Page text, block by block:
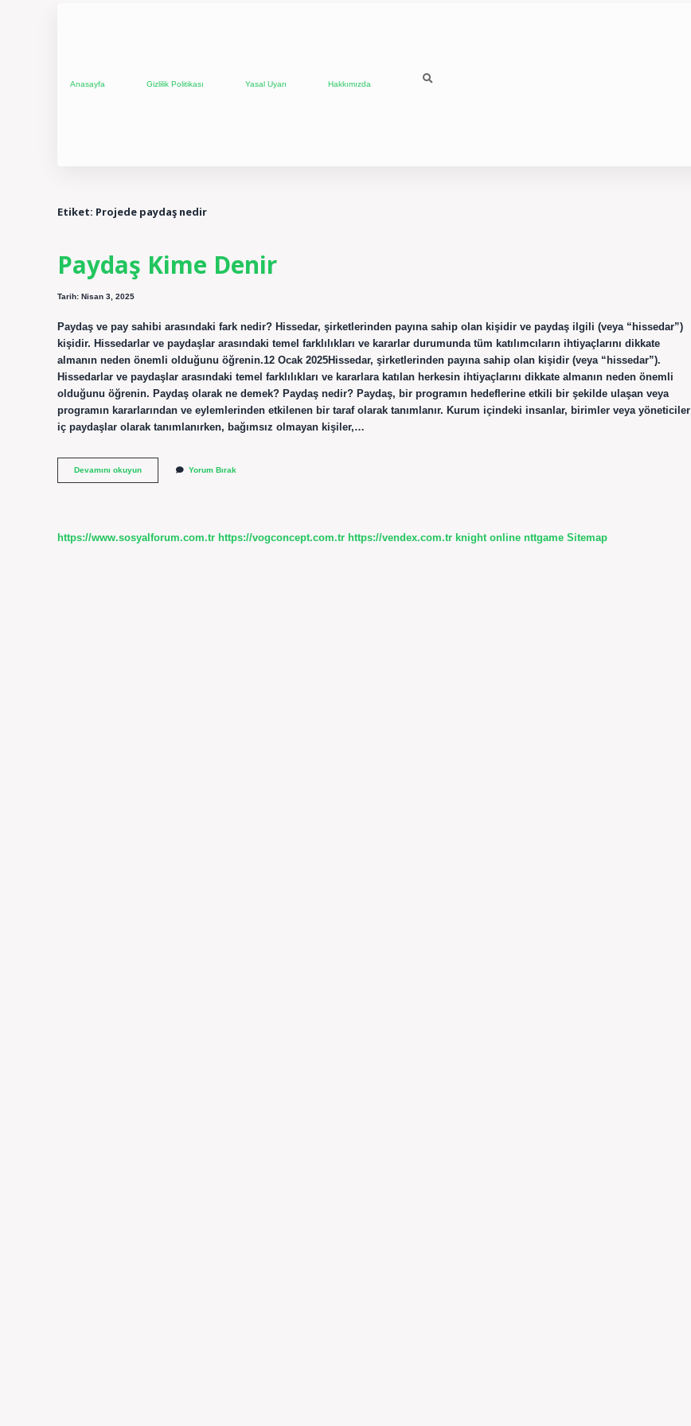
Anasayfa Gizlilik Politikası Yasal Uyarı Hakkımızda
Etiket: Projede paydaş nedir
Paydaş Kime Denir
Tarih: Nisan 3, 2025
Paydaş ve pay sahibi arasındaki fark nedir? Hissedar, şirketlerinden payına sahip olan kişidir ve paydaş ilgili (veya “hissedar”)
kişidir. Hissedarlar ve paydaşlar arasındaki temel farklılıkları ve kararlar durumunda tüm katılımcıların ihtiyaçlarını dikkate
almanın neden önemli olduğunu öğrenin.12 Ocak 2025Hissedar, şirketlerinden payına sahip olan kişidir (veya “hissedar”).
Hissedarlar ve paydaşlar arasındaki temel farklılıkları ve kararlara katılan herkesin ihtiyaçlarını dikkate almanın neden önemli
olduğunu öğrenin. Paydaş olarak ne demek? Paydaş nedir? Paydaş, bir programın hedeflerine etkili bir şekilde ulaşan veya
programın kararlarından ve eylemlerinden etkilenen bir taraf olarak tanımlanır. Kurum içindeki insanlar, birimler veya yöneticiler
iç paydaşlar olarak tanımlanırken, bağımsız olmayan kişiler,…
Devamını okuyunPaydaş
Kime
Yorum Bırak
https://www.sosyalforum.com.tr https://vogconcept.com.tr https://vendex.com.tr knight online nttgame Sitemap